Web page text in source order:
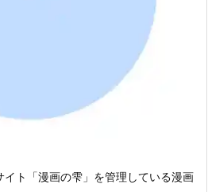
ト「漫画の雫」を管理している漫画